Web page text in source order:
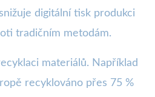
digitální tisk produkci
tradičním metodám.
materiálů. Například
recyklováno přes 75 %